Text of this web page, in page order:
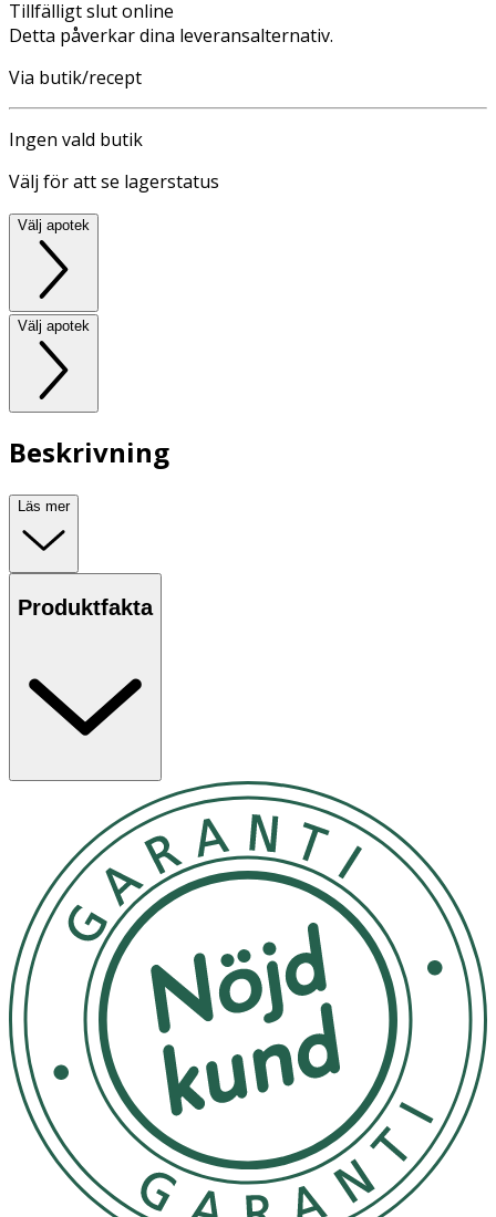
Tillfälligt slut online
Detta påverkar dina leveransalternativ.
Via butik/recept
Ingen vald butik
Välj för att se lagerstatus
Välj apotek
Välj apotek
Beskrivning
Läs mer
Produktfakta